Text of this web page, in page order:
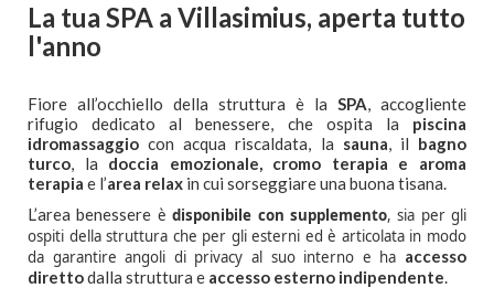
Villasimius
Golf
Traghetti
Gallery
Contatti
Offerte Vacanza
La tua SPA a Villasimius, aperta tutto
l'anno
Fiore all’occhiello della struttura è la SPA, accogliente
rifugio dedicato al benessere, che ospita la piscina
idromassaggio con acqua riscaldata, la sauna, il bagno
turco, la doccia emozionale, cromo terapia e aroma
terapia e l’area relax in cui sorseggiare una buona tisana.
L’area benessere èdisponibile con supplemento, sia per gli
ospiti della struttura che per gli esterni ed è articolata in modo
da garantire angoli di privacy al suo interno e ha accesso
direttodalla struttura e accesso esterno indipendente.